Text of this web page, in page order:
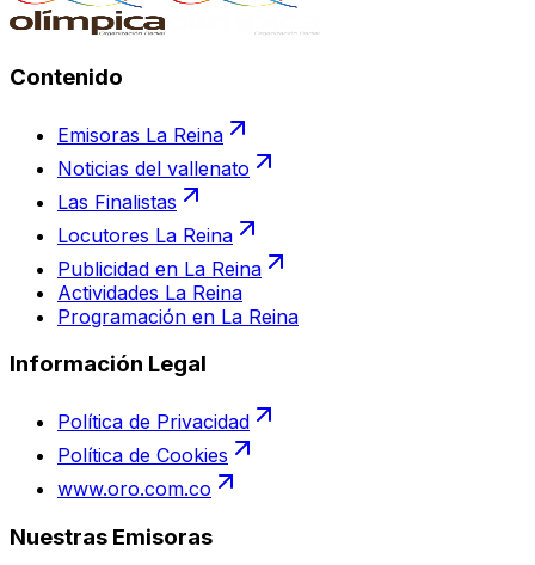
Contenido
Emisoras La Reina
Noticias del vallenato
Las Finalistas
Locutores La Reina
Publicidad en La Reina
Actividades La Reina
Programación en La Reina
Información Legal
Política de Privacidad
Política de Cookies
www.oro.com.co
Nuestras Emisoras